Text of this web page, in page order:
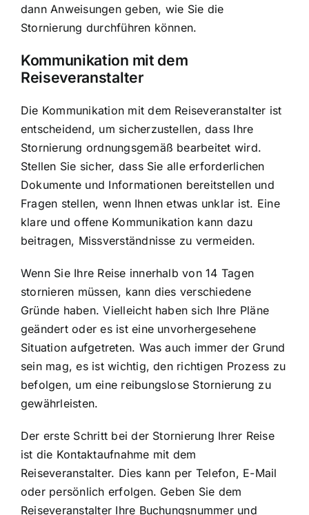
dann Anweisungen geben, wie Sie die
Stornierung durchführen können.
Kommunikation mit dem
Reiseveranstalter
Die Kommunikation mit dem Reiseveranstalter ist
entscheidend, um sicherzustellen, dass Ihre
Stornierung ordnungsgemäß bearbeitet wird.
Stellen Sie sicher, dass Sie alle erforderlichen
Dokumente und Informationen bereitstellen und
Fragen stellen, wenn Ihnen etwas unklar ist. Eine
klare und offene Kommunikation kann dazu
beitragen, Missverständnisse zu vermeiden.
Wenn Sie Ihre Reise innerhalb von 14 Tagen
stornieren müssen, kann dies verschiedene
Gründe haben. Vielleicht haben sich Ihre Pläne
geändert oder es ist eine unvorhergesehene
Situation aufgetreten. Was auch immer der Grund
sein mag, es ist wichtig, den richtigen Prozess zu
befolgen, um eine reibungslose Stornierung zu
gewährleisten.
Der erste Schritt bei der Stornierung Ihrer Reise
ist die Kontaktaufnahme mit dem
Reiseveranstalter. Dies kann per Telefon, E-Mail
oder persönlich erfolgen. Geben Sie dem
Reiseveranstalter Ihre Buchungsnummer und